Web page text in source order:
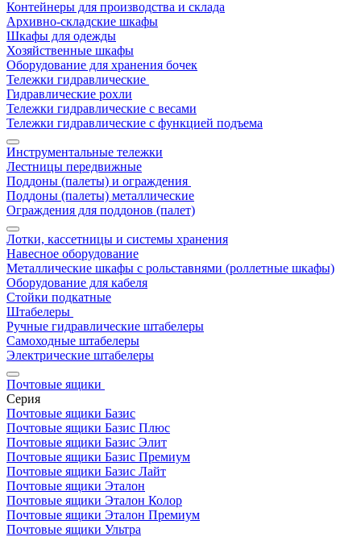
Контейнеры для производства и склада
Архивно-складские шкафы
Шкафы для одежды
Хозяйственные шкафы
Оборудование для хранения бочек
Тележки гидравлические
Гидравлические рохли
Тележки гидравлические с весами
Тележки гидравлические с функцией подъема
Инструментальные тележки
Лестницы передвижные
Поддоны (палеты) и ограждения
Поддоны (палеты) металлические
Ограждения для поддонов (палет)
Лотки, кассетницы и системы хранения
Навесное оборудование
Металлические шкафы с рольставнями (роллетные шкафы)
Оборудование для кабеля
Стойки подкатные
Штабелеры
Ручные гидравлические штабелеры
Самоходные штабелеры
Электрические штабелеры
Почтовые ящики
Серия
Почтовые ящики Базис
Почтовые ящики Базис Плюс
Почтовые ящики Базис Элит
Почтовые ящики Базис Премиум
Почтовые ящики Базис Лайт
Почтовые ящики Эталон
Почтовые ящики Эталон Колор
Почтовые ящики Эталон Премиум
Почтовые ящики Ультра